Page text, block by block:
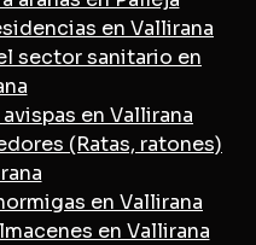
en Vallirana
sector sanitario en
en Vallirana
(Ratas, ratones)
en Vallirana
en Vallirana